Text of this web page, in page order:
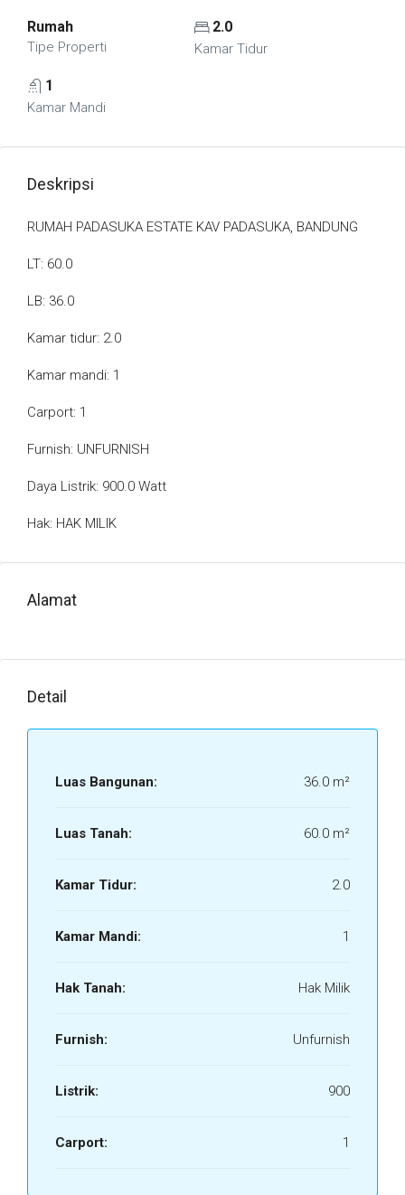
Rumah
Tipe Properti
2.0
Kamar Tidur
1
Kamar Mandi
Deskripsi
RUMAH PADASUKA ESTATE KAV PADASUKA, BANDUNG
LT: 60.0
LB: 36.0
Kamar tidur: 2.0
Kamar mandi: 1
Carport: 1
Furnish: UNFURNISH
Daya Listrik: 900.0 Watt
Hak: HAK MILIK
Alamat
Detail
Luas Bangunan: 36.0 m²
Luas Tanah: 60.0 m²
Kamar Tidur: 2.0
Kamar Mandi: 1
Hak Tanah: Hak Milik
Furnish: Unfurnish
Listrik: 900
Carport: 1